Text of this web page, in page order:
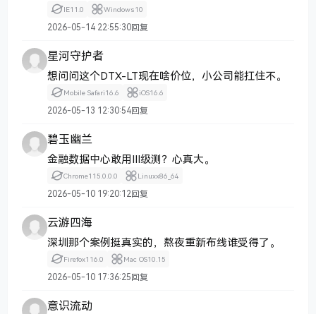
IE11.0 Windows10
2026-05-14 22:55:30回复
星河守护者
想问问这个DTX-LT现在啥价位，小公司能扛住不。
Mobile Safari16.6 iOS16.6
2026-05-13 12:30:54回复
碧玉幽兰
金融数据中心敢用III级测？心真大。
Chrome115.0.0.0 Linuxx86_64
2026-05-10 19:20:12回复
云游四海
深圳那个案例挺真实的，熬夜重新布线谁受得了。
Firefox116.0 Mac OS10.15
2026-05-10 17:36:25回复
意识流动